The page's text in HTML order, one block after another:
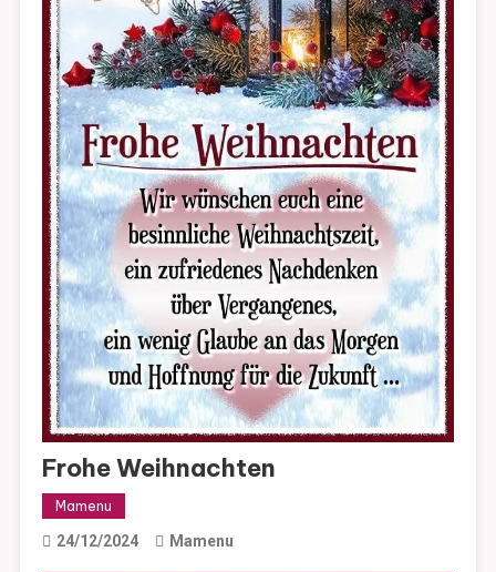
Frohe Weihnachten
Mamenu
24/12/2024 Mamenu